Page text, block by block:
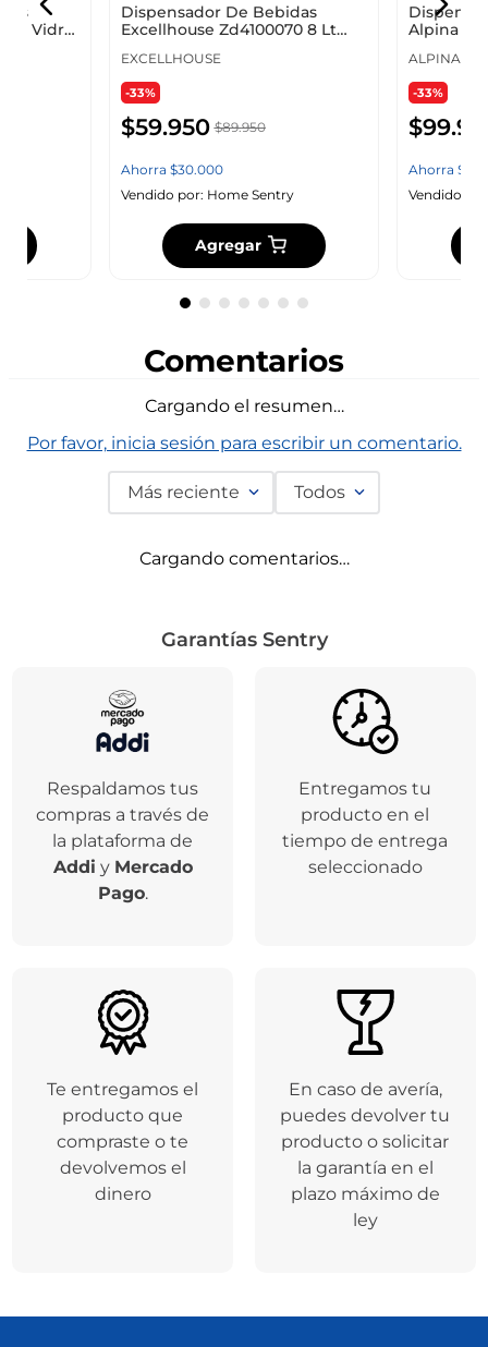
Lt Vidrio
Dispensador De Bebidas
Excellhouse Zd4100070 8 Lt
EXCELLHOUSE
-33%
$59.950 $89.950
Ahorra $30.000
Vendido por: Home Sentry
Agregar
Alpina
ALPINA
-33%
$99.
Ahorra$
Vendido
Comentarios
Cargando el resumen…
Por favor, inicia sesión para escribir un comentario.
Más reciente Todos
Cargando comentarios…
Garantías Sentry
Respaldamos tus
compras a través de
la plataforma de
Addi y Mercado
Pago.
Entregamos tu
producto en el
tiempo de entrega
seleccionado
Te entregamos el
producto que
compraste o te
devolvemos el
dinero
En caso de avería,
puedes devolver tu
producto o solicitar
la garantía en el
plazo máximo de
ley